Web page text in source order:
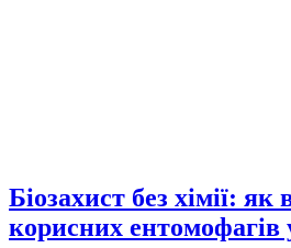
Біозахист без хімії:
корисних ентомофагів